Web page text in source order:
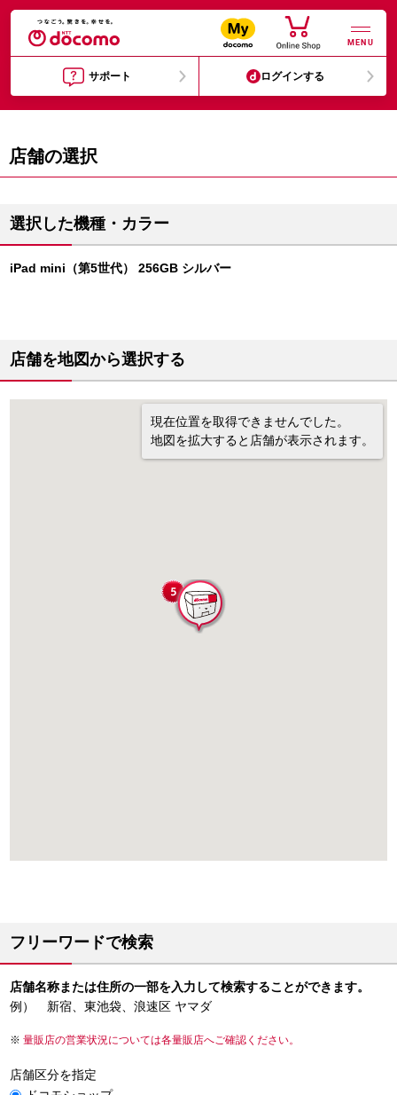
MENU
サポート ログインする
店舗の選択
選択した機種・カラー
iPad mini（第5世代） 256GB シルバー
店舗を地図から選択する
現在位置を取得できませんでした。
地図を拡大すると店舗が表示されます。
フリーワードで検索
店舗名称または住所の一部を入力して検索することができます。
例） 新宿、東池袋、浪速区 ヤマダ
量販店の営業状況については各量販店へご確認ください。
店舗区分を指定